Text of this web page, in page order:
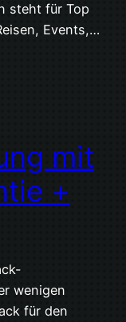
steht für Top
Events,…
mit
+
wenigen
für den